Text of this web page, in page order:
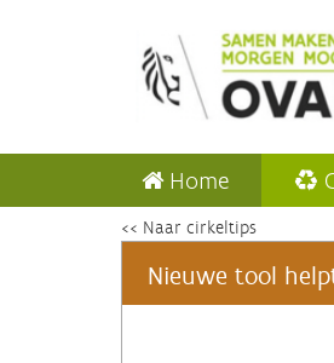
Home
<< Naar cirkeltips
Nieuwe tool